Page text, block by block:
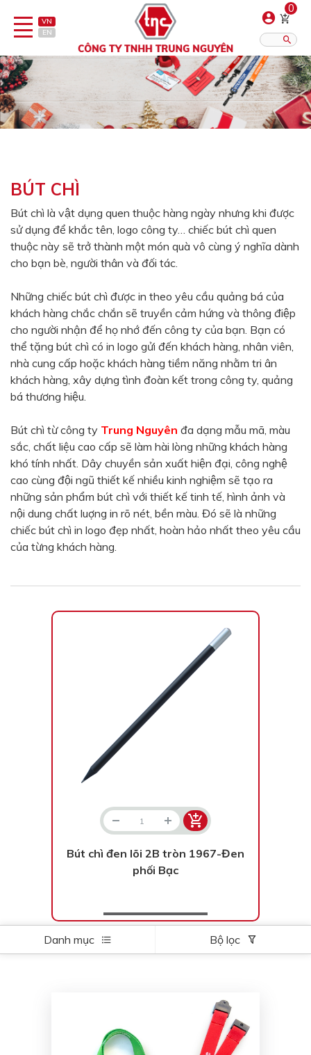
VN
EN
0
Danh sách sản phẩm
Bật lửa
Đồ sứ quà tặng
Bình/ca giữ nhiệt
Dây đeo & Phụ kiện
Dịch vụ in gia công
Màu sắc
Đỏ
Đen
Xanh ngọc
Xanh lá
Cam
Bạc
Vàng Gold
Xanh dương
Xám
Xanh lục
Vàng kem
Trắng
Bạc - Bạc
Xanh dương - Bạc
Bạc - Xanh dương
Bạc - Đỏ
Trong suốt
Xanh dương - Đen
Bạc mini 1cm
BÚT CHÌ
Bút chì là vật dụng quen thuộc hàng ngày nhưng khi được
sử dụng để khắc tên, logo công ty… chiếc bút chì quen
thuộc này sẽ trở thành một món quà vô cùng ý nghĩa dành
cho bạn bè, người thân và đối tác.
Những chiếc bút chì được in theo yêu cầu quảng bá của
khách hàng chắc chắn sẽ truyền cảm hứng và thông điệp
cho người nhận để họ nhớ đến công ty của bạn. Bạn có
thể tặng bút chì có in logo gửi đến khách hàng, nhân viên,
nhà cung cấp hoặc khách hàng tiềm năng nhằm tri ân
khách hàng, xây dựng tình đoàn kết trong công ty, quảng
bá thương hiệu.
Bút chì từ công ty Trung Nguyên đa dạng mẫu mã, màu
sắc, chất liệu cao cấp sẽ làm hài lòng những khách hàng
khó tính nhất. Dây chuyền sản xuất hiện đại, công nghệ
cao cùng đội ngũ thiết kế nhiều kinh nghiệm sẽ tạo ra
những sản phẩm bút chì với thiết kế tinh tế, hình ảnh và
nội dung chất luợng in rõ nét, bền màu. Đó sẽ là những
chiếc bút chì in logo đẹp nhất, hoàn hảo nhất theo yêu cầu
của từng khách hàng.
Bút chì đen lõi 2B tròn 1967-Đen
phối Bạc
Danh mục Bộ lọc